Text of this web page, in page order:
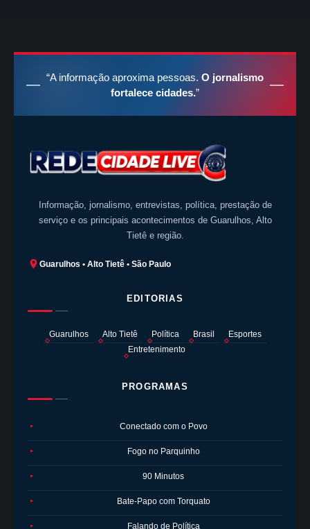
“A informação aproxima pessoas. O jornalismo
fortalece cidades.”
Informação, jornalismo, entrevistas, política, prestação de
serviço e os principais acontecimentos de Guarulhos, Alto
Tietê e região.
Guarulhos • Alto Tietê • São Paulo
EDITORIAS
Guarulhos Alto Tietê Política Brasil
Esportes
Entretenimento
PROGRAMAS
● Conectado com o Povo
● Fogo no Parquinho
● 90 Minutos
● Bate-Papo com Torquato
● Falando de Política